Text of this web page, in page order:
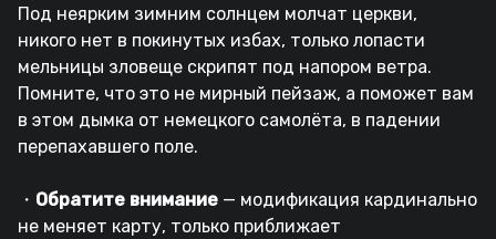
Под неярким зимним солнцем молчат церкви,
никого нет в покинутых избах, только лопасти
мельницы зловеще скрипят под напором ветра.
Помните, что это не мирный пейзаж, а поможет вам
в этом дымка от немецкого самолёта, в падении
перепахавшего поле.
・ Обратите внимание — модификация кардинально
не меняет карту, только приближает